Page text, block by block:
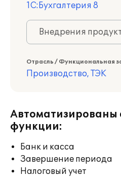
1С:Бухгалтерия 8
Внедрения
Отрасль / Функциональная
Производство, ТЭК
функции:
Банк и касса
Завершение периода
Налоговый учет